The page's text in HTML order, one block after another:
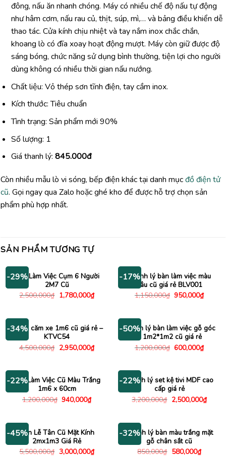
đông, nấu ăn nhanh chóng. Máy có nhiều chế độ nấu tự động
như hâm cơm, nấu rau củ, thịt, súp, mì,… và bảng điều khiển dễ
thao tác. Cửa kính chịu nhiệt và tay nắm inox chắc chắn,
khoang lò có đĩa xoay hoạt động mượt. Máy còn giữ được độ
sáng bóng, chức năng sử dụng bình thường, tiện lợi cho người
dùng không có nhiều thời gian nấu nướng.
Chất liệu: Vỏ thép sơn tĩnh điện, tay cầm inox.
Kích thước: Tiêu chuẩn
Tình trạng: Sản phẩm mới 90%
Số lượng: 1
Giá thanh lý: 845.000đ
Còn nhiều mẫu lò vi sóng, bếp điện khác tại danh mụcđồ điện tử
cũ. Gọi ngay qua Zalo hoặc ghé kho để được hỗ trợ chọn sản
phẩm phù hợp nhất.
SẢN PHẨM TƯƠNG TỰ
-29%
Bàn Làm Việc Cụm 6 Người
2M7 Cũ
2,500,000₫ Giá
gốc
1,780,000₫Giá
hiện
1,780,000₫.
-17%
Thanh lý bàn làm việc màu
nâu cũ giá rẻ BLV001
1,150,000₫ Giá
950,000₫Giá
hiện
-34%
Kệ tivi căm xe 1m6 cũ giá rẻ –
KTVC54
4,500,000₫ Giá
gốc
2,950,000₫Giá
hiện
2,950,000₫.
-50%
Thanh lý bàn làm việc gỗ góc
L 1m2*1m2 cũ giá rẻ
1,200,000₫ Giá
600,000₫Giá
hiện
-22%
Bàn Làm Việc Cũ Màu Trắng
1m6 x 60cm
1,200,000₫ Giá
940,000₫Giá
hiện
940,000₫.
-22%
Thanh lý set kệ tivi MDF cao
cấp giá rẻ
3,200,000₫ Giá
gốc
2,500,000₫Giá
hiện
-45%Bàn Lễ Tân Cũ Mặt Kính
2mx1m3 Giá Rẻ
5,500,000₫ Giá
3,000,000₫Giá
-32%
Thanh lý bàn màu trắng mặt
gỗ chân sắt cũ
850,000₫ Giá
580,000₫Giá